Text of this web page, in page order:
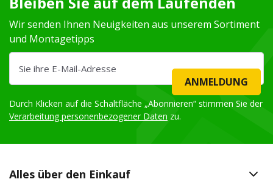
Wir senden Ihnen Neuigkeiten aus unserem Sortiment
und Montagetipps
ANMELDUNG
Durch Klicken auf die Schaltfläche „Abonnieren“ stimmen Sie der
Verarbeitung personenbezogener Daten zu.
Alles über den Einkauf